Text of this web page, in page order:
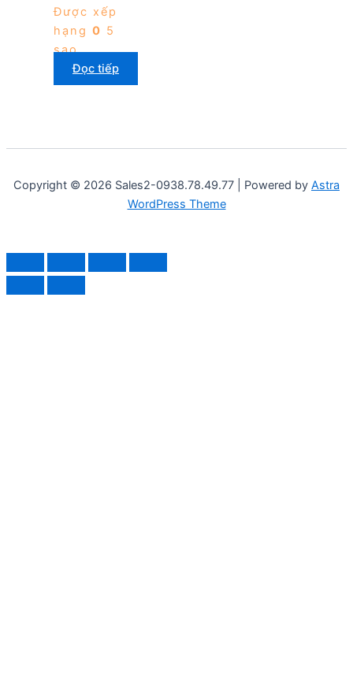
Được xếp
hạng 0 5
sao
Đọc tiếp
Copyright © 2026 Sales2-0938.78.49.77 | Powered by Astra
WordPress Theme